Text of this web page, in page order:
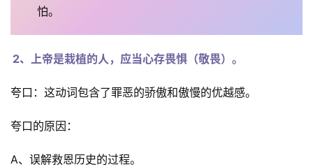
关
我
怕。
2、上帝是栽植的人，应当心存畏惧（敬畏）。
夸口：这动词包含了罪恶的骄傲和傲慢的优越感。
夸口的原因：
A、误解救恩历史的过程。